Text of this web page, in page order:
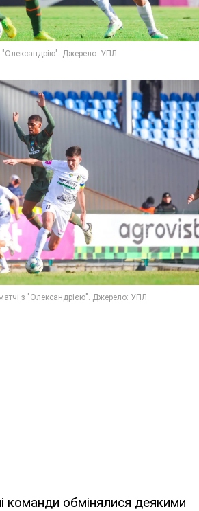
команди обмінялися деякими